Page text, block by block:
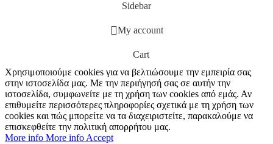
Sidebar
My account
Cart
Χρησιμοποιούμε cookies για να βελτιώσουμε την εμπειρία σας
στην ιστοσελίδα μας. Με την περιήγησή σας σε αυτήν την
ιστοσελίδα, συμφωνείτε με τη χρήση των cookies από εμάς. Αν
επιθυμείτε περισσότερες πληροφορίες σχετικά με τη χρήση των
cookies και πώς μπορείτε να τα διαχειριστείτε, παρακαλούμε να
επισκεφθείτε την πολιτική απορρήτου μας.
More info More info Accept